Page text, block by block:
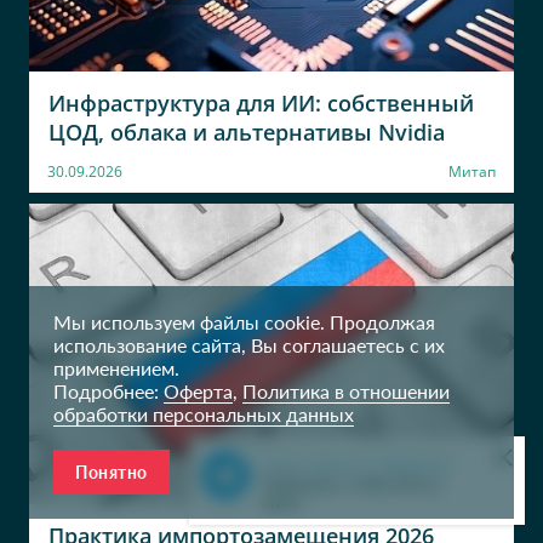
ПАО Группа
Черкизово
Руководитель направления
технической безопасности
АО Райффайзенбанк
руководитель направления
мониторинга безопасности
ПАО Группа
Черкизово
Главный специалист
ПАО ОАК
советник Генерального
директора ПАО ОАК по
цифровой трансформации
AT Consulting Восток
Директор практики
«Инфраструктурные
решения»
Р-медиа
Редактор
Инфраструктура для ИИ: собственный
ЦОД, облака и альтернативы Nvidia
30.09.2026 Митап
Практика импортозамещения 2026
Мы используем файлы cookie. Продолжая
использование сайта, Вы соглашаетесь с их
применением.
Подробнее:Оферта, Политика в отношении
обработки персональных данных
Понятно